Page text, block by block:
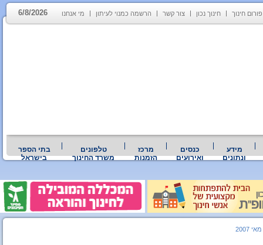
פורום חינוך חינוך נכון צור קשר הרשמה כמנוי לעיתון מי אנחנו 6/8/2026
מידע
ונתונים
כנסים
ואירועים
מרכז
הזמנות
טלפונים
משרד החינוך
בתי הספר
בישראל
2007